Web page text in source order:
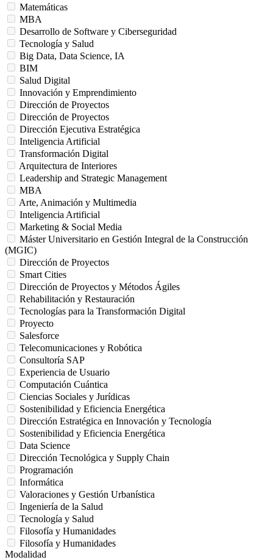
Matemáticas
MBA
Desarrollo de Software y Ciberseguridad
Tecnología y Salud
Big Data, Data Science, IA
BIM
Salud Digital
Innovación y Emprendimiento
Dirección de Proyectos
Dirección de Proyectos
Dirección Ejecutiva Estratégica
Inteligencia Artificial
Transformación Digital
Arquitectura de Interiores
Leadership and Strategic Management
MBA
Arte, Animación y Multimedia
Inteligencia Artificial
Marketing & Social Media
Máster Universitario en Gestión Integral de la Construcción
(MGIC)
Dirección de Proyectos
Smart Cities
Dirección de Proyectos y Métodos Ágiles
Rehabilitación y Restauración
Tecnologías para la Transformación Digital
Proyecto
Salesforce
Telecomunicaciones y Robótica
Consultoría SAP
Experiencia de Usuario
Computación Cuántica
Ciencias Sociales y Jurídicas
Sostenibilidad y Eficiencia Energética
Dirección Estratégica en Innovación y Tecnología
Sostenibilidad y Eficiencia Energética
Data Science
Dirección Tecnológica y Supply Chain
Programación
Informática
Valoraciones y Gestión Urbanística
Ingeniería de la Salud
Tecnología y Salud
Filosofía y Humanidades
Filosofía y Humanidades
Modalidad